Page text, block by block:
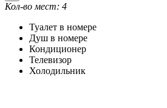
Кол-во мест: 4
Туалет в номере
Душ в номере
Кондиционер
Телевизор
Холодильник